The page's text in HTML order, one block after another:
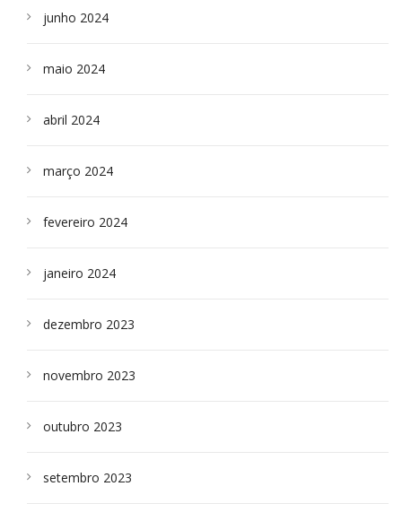
junho 2024
maio 2024
abril 2024
março 2024
fevereiro 2024
janeiro 2024
dezembro 2023
novembro 2023
outubro 2023
setembro 2023